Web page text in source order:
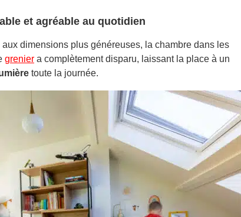
et agréable au quotidien
aux dimensions plus généreuses, la chambre dans les
grenier a complètement disparu, laissant la place à un
toute la journée.